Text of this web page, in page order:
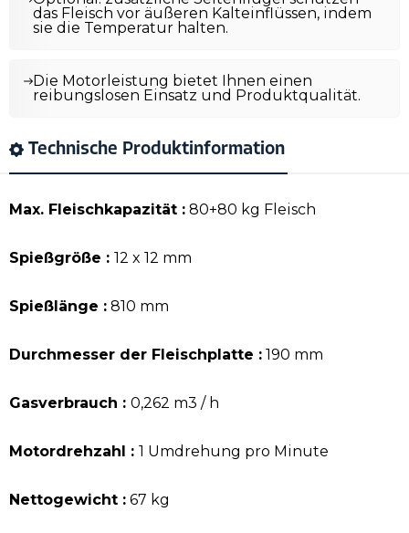
das Fleisch vor äußeren Kalteinflüssen, indem
sie die Temperatur halten.
Die Motorleistung bietet Ihnen einen
reibungslosen Einsatz und Produktqualität.
Technische Produktinformation
Max. Fleischkapazität : 80+80 kg Fleisch
Spießgröße : 12 x 12 mm
Spießlänge : 810 mm
Durchmesser der Fleischplatte : 190 mm
Gasverbrauch : 0,262 m3 / h
Motordrehzahl : 1 Umdrehung pro Minute
Nettogewicht : 67 kg